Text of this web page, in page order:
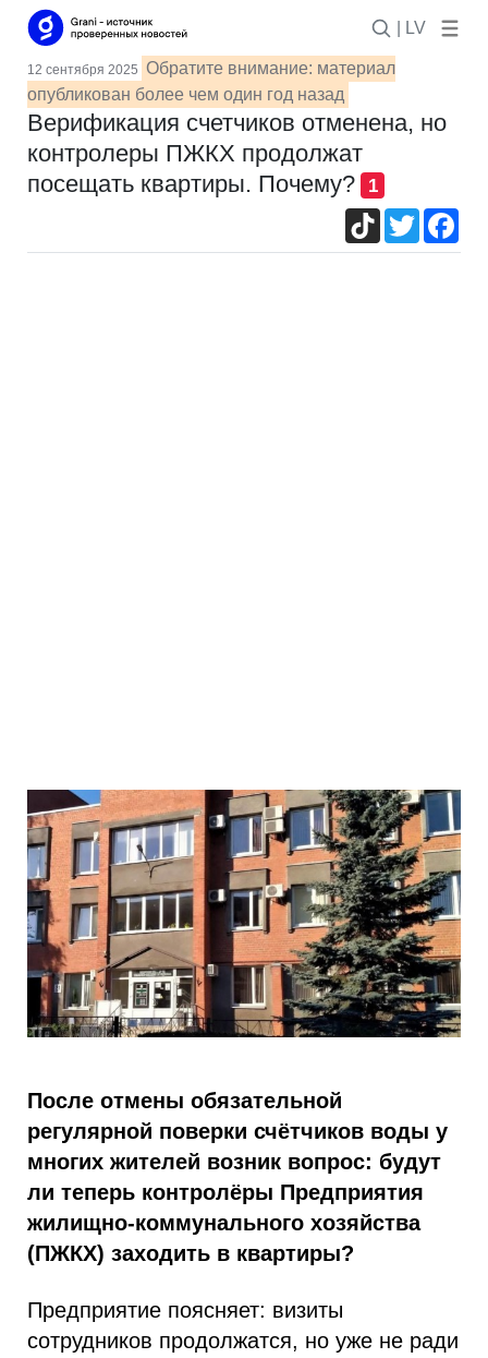
| LV
12 сентября 2025 Обратите внимание: материал
опубликован более чем один год назад
Верификация счетчиков отменена, но
контролеры ПЖКХ продолжат
посещать квартиры. Почему?
1
TikTokTwitter
После отмены обязательной
регулярной поверки счётчиков воды у
многих жителей возник вопрос: будут
ли теперь контролёры Предприятия
жилищно-коммунального хозяйства
(ПЖКХ) заходить в квартиры?
Предприятие поясняет: визиты
сотрудников продолжатся, но уже не ради